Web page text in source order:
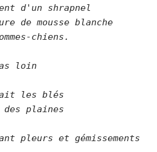
d'un shrapnel
de mousse blanche
chiens.
loin
les blés
des plaines
pleurs et gémissements